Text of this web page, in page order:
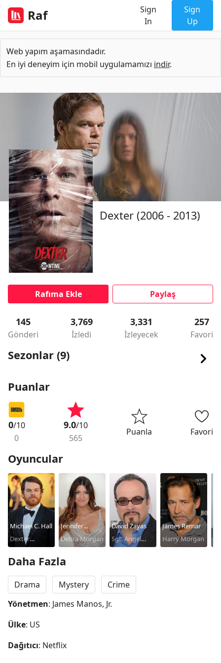
Raf
Sign
In
Sign
Up
Web yapım aşamasındadır.
En iyi deneyim için mobil uygulamamızı indir.
Dexter (2006 - 2013)
Rafıma Ekle Paylaş
145
Gönderi
3,769
İzledi
3,331
İzleyecek
257
Favori
Sezonlar (9)
Puanlar
0/10
0
9.0/10
565
Puanla Favori
Oyuncular
Michael C. Hall
Dexter
Jennifer
Carpenter
Debra Morgan
David Zayas
Sgt. Angel
James Remar
Harry Morgan
Daha Fazla
Drama Mystery
Crime
Yönetmen: James Manos, Jr.
Ülke: US
Dağıtıcı: Netflix